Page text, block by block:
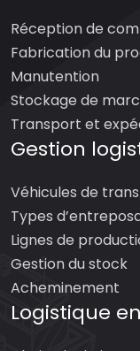
Réception de
Fabrication du
Manutention
Stockage de
Transport et
Gestion
Véhicules de
Types
Lignes de
Gestion du stock
Acheminement
Logistique